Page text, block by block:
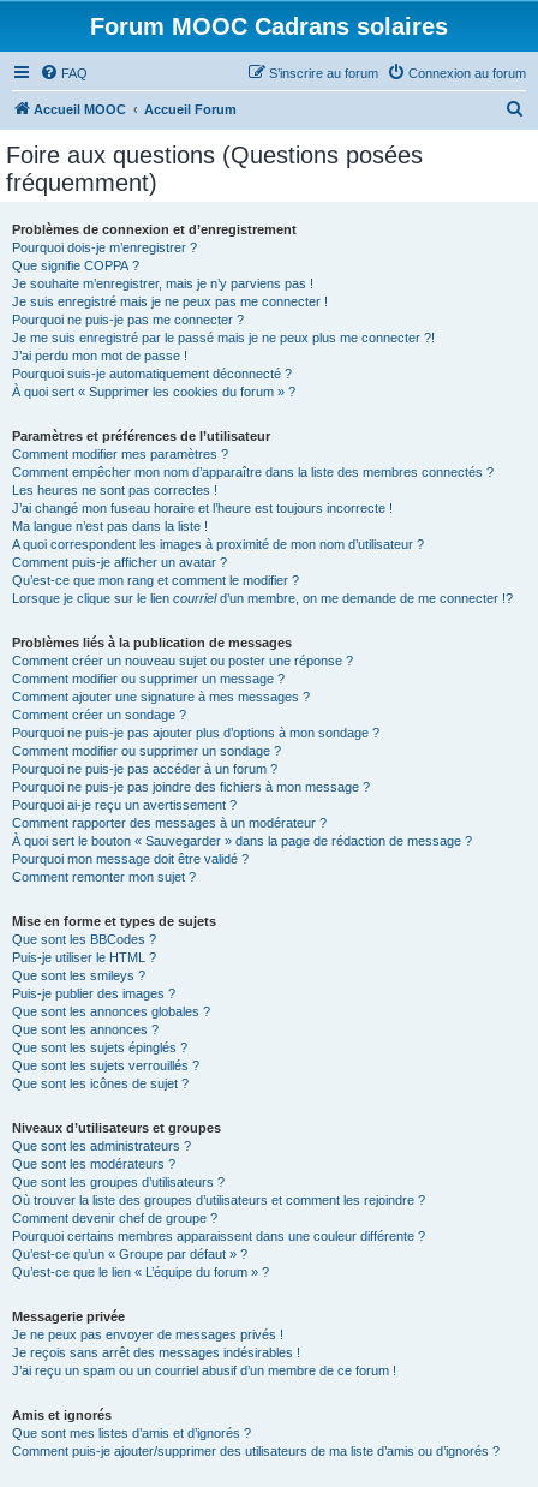
Forum MOOC Cadrans solaires
FAQ Connexion au forum
S’inscrire au forum
Accueil MOOC Accueil Forum
Foire aux questions (Questions posées
fréquemment)
Problèmes de connexion et d’enregistrement
Pourquoi dois-je m’enregistrer ?
Que signifie COPPA ?
Je souhaite m’enregistrer, mais je n’y parviens pas !
Je suis enregistré mais je ne peux pas me connecter !
Pourquoi ne puis-je pas me connecter ?
Je me suis enregistré par le passé mais je ne peux plus me connecter ?!
J’ai perdu mon mot de passe !
Pourquoi suis-je automatiquement déconnecté ?
À quoi sert « Supprimer les cookies du forum » ?
Paramètres et préférences de l’utilisateur
Comment modifier mes paramètres ?
Comment empêcher mon nom d’apparaître dans la liste des membres connectés ?
Les heures ne sont pas correctes !
J’ai changé mon fuseau horaire et l’heure est toujours incorrecte !
Ma langue n’est pas dans la liste !
A quoi correspondent les images à proximité de mon nom d’utilisateur ?
Comment puis-je afficher un avatar ?
Qu’est-ce que mon rang et comment le modifier ?
Lorsque je clique sur le lien courrield’un membre, on me demande de me connecter !?
Problèmes liés à la publication de messages
Comment créer un nouveau sujet ou poster une réponse ?
Comment modifier ou supprimer un message ?
Comment ajouter une signature à mes messages ?
Comment créer un sondage ?
Pourquoi ne puis-je pas ajouter plus d’options à mon sondage ?
Comment modifier ou supprimer un sondage ?
Pourquoi ne puis-je pas accéder à un forum ?
Pourquoi ne puis-je pas joindre des fichiers à mon message ?
Pourquoi ai-je reçu un avertissement ?
Comment rapporter des messages à un modérateur ?
À quoi sert le bouton « Sauvegarder » dans la page de rédaction de message ?
Pourquoi mon message doit être validé ?
Comment remonter mon sujet ?
Mise en forme et types de sujets
Que sont les BBCodes ?
Puis-je utiliser le HTML ?
Que sont les smileys ?
Puis-je publier des images ?
Que sont les annonces globales ?
Que sont les annonces ?
Que sont les sujets épinglés ?
Que sont les sujets verrouillés ?
Que sont les icônes de sujet ?
Niveaux d’utilisateurs et groupes
Que sont les administrateurs ?
Que sont les modérateurs ?
Que sont les groupes d’utilisateurs ?
Où trouver la liste des groupes d’utilisateurs et comment les rejoindre ?
Comment devenir chef de groupe ?
Pourquoi certains membres apparaissent dans une couleur différente ?
Qu’est-ce qu’un « Groupe par défaut » ?
Qu’est-ce que le lien « L’équipe du forum » ?
Messagerie privée
Je ne peux pas envoyer de messages privés !
Je reçois sans arrêt des messages indésirables !
J’ai reçu un spam ou un courriel abusif d’un membre de ce forum !
Amis et ignorés
Que sont mes listes d’amis et d’ignorés ?
Comment puis-je ajouter/supprimer des utilisateurs de ma liste d’amis ou d’ignorés ?